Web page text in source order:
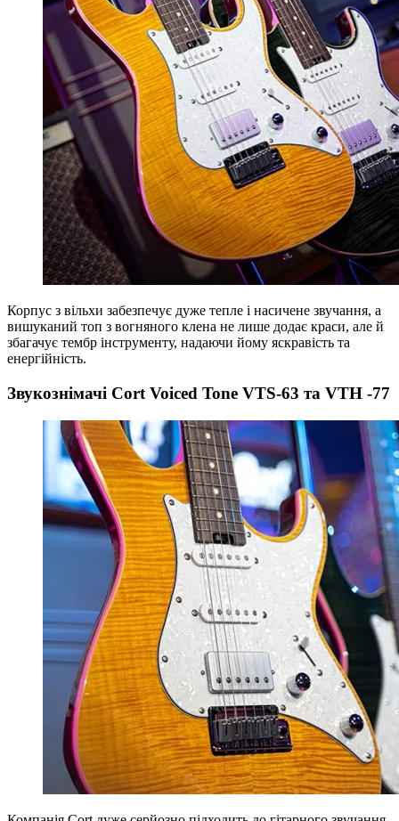
Корпус з вільхи забезпечує дуже тепле і насичене звучання, а
вишуканий топ з вогняного клена не лише додає краси, але й
збагачує тембр інструменту, надаючи йому яскравість та
енергійність.
Звукознімачі Cort Voiced Tone VTS-63 та VTH -77